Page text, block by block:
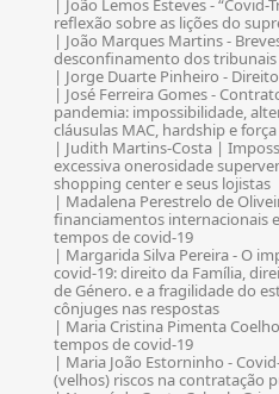
| João Lemos Esteves - “Covid-
reflexão sobre as lições do
| João Marques Martins -
desconfinamento dos tribunais
| Jorge Duarte Pinheiro -
| José Ferreira Gomes -
pandemia: impossibilidade,
cláusulas MAC, hardship e
| Judith Martins-Costa |
excessiva onerosidade
shopping center e seus lojistas
| Madalena Perestrelo de
financiamentos internacionais
tempos de covid-19
| Margarida Silva Pereira - O
covid-19: direito da Família,
de Género. e a fragilidade do
cônjuges nas respostas
| Maria Cristina Pimenta
tempos de covid-19
| Maria João Estorninho -
(velhos) riscos na contratação